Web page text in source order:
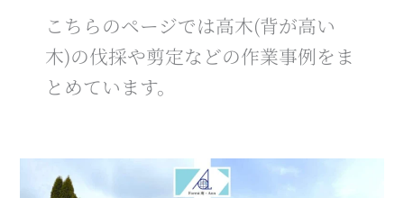
こちらのページでは高木(背が高い
木)の伐採や剪定などの作業事例をま
とめています。